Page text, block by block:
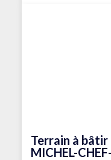
Terrain à bâtir
MICHEL-